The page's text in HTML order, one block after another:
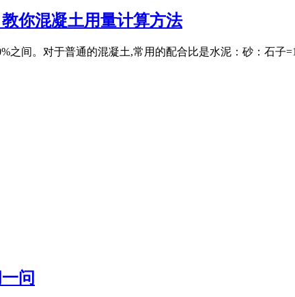
你混凝土用量计算方法
之间。对于普通的混凝土,常用的配合比是水泥：砂：石子
问